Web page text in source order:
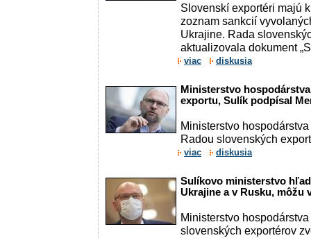
Slovenskí exportéri majú
zoznam sankcií
Ukrajine. Rada
aktualizovala dokument
viac diskusia
Ministerstvo
exportu, Sulík podpísal
Ministerstvo
Radou slovenských
viac diskusia
Sulíkovo ministerstvo
Ukrajine a v Rusku, môžu
Ministerstvo
slovenských exportérov